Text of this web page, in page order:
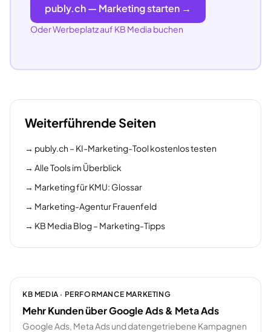
publy.ch — Marketing starten →
Oder Werbeplatz auf KB Media buchen
Weiterführende Seiten
→ publy.ch – KI-Marketing-Tool kostenlos testen
→ Alle Tools im Überblick
→ Marketing für KMU: Glossar
→ Marketing-Agentur Frauenfeld
→ KB Media Blog – Marketing-Tipps
KB MEDIA · PERFORMANCE MARKETING
Mehr Kunden über Google Ads & Meta Ads
Google Ads, Meta Ads und datengetriebene Kampagnen